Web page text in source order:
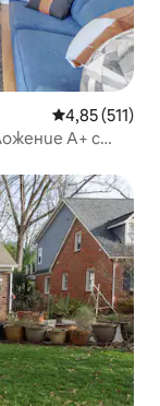
Средна
4,85 (511)
A+ с